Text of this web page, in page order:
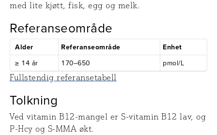
med lite kjøtt, fisk, egg og melk.
Referanseområde
Alder Referanseområde
Enhet
≥ 14 år
170–650
pmol/L
Fullstendig referansetabell
Tolkning
Ved vitamin B12-mangel er S-vitamin B12 lav, og
P-Hcy og S-MMA økt.